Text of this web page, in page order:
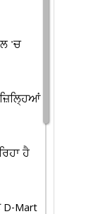
'ਚ
ਜ਼ਿਲ੍ਹਿਆਂ
ਹੈ
Mart